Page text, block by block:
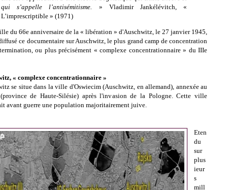
qui s’appelle l’antisémitisme. » Vladimir Jankélévitch, «
L’imprescriptible » (1971)
du 66e anniversaire de la « libération » d'Auschwitz, le 27 janvier 1945,
ce documentaire sur Auschwitz, le plus grand camp de concentration
ou plus précisément « complexe concentrationnaire » du IIIe
« complexe concentrationnaire »
se situe dans la ville d'Oswiecim (Auschwitz, en allemand), annexée au
de Haute-Silésie) après l'invasion de la Pologne. Cette ville
avant guerre une population majoritairement juive.
Eten
du
sur
plus
ieur
s
mill